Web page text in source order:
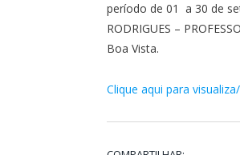
período de 01 a 30 de
RODRIGUES –
Boa Vista.
Clique aqui para